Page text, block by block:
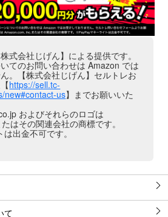
式会社じげん】による提供です。
てのお問い合わせは Amazon では
。【株式会社じげん】セルトレお
https://sell.tc-
new#contact-us】までお願いいた
およびそれらのロゴは
はその関連会社の商標です。
出金不可です。
て